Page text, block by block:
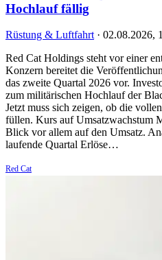
Hochlauf fällig
Rüstung & Luftfahrt · 02.08.2026,
Red Cat Holdings steht vor einer
Konzern bereitet die
das zweite Quartal 2026 vor.
zum militärischen Hochlauf der
Jetzt muss sich zeigen, ob die
füllen. Kurs auf Umsatzwachstum
Blick vor allem auf den Umsatz.
laufende Quartal Erlöse…
Red Cat